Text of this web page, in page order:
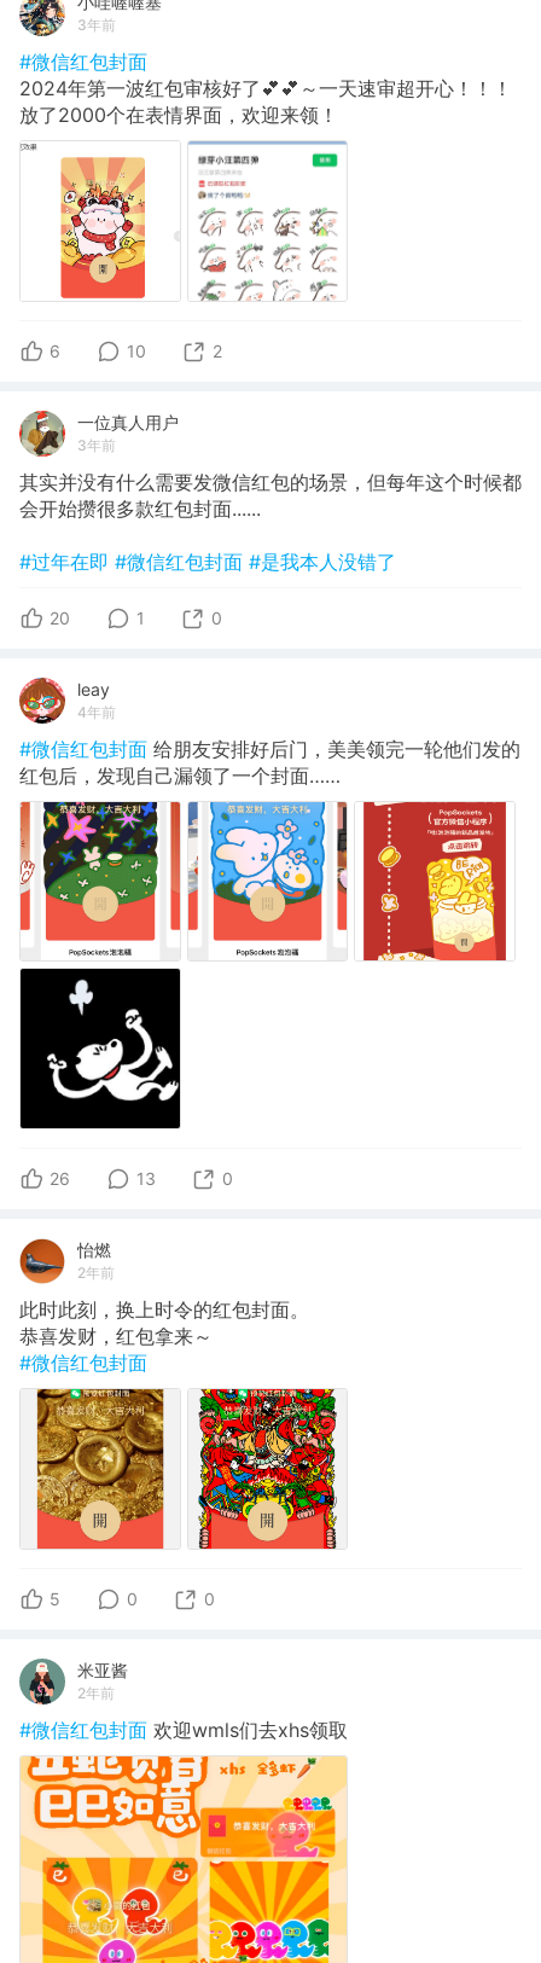
3年前
#微信红包封面
2024年第一波红包审核好了💕💕～一天速审超开心！！！
放了2000个在表情界面，欢迎来领！
6 10 2
一位真人用户
3年前
其实并没有什么需要发微信红包的场景，但每年这个时候都
会开始攒很多款红包封面......
#过年在即 #微信红包封面 #是我本人没错了
20 1 0
leay
4年前
#微信红包封面 给朋友安排好后门，美美领完一轮他们发的
红包后，发现自己漏领了一个封面……
26 13 0
怡燃
2年前
此时此刻，换上时令的红包封面。
恭喜发财，红包拿来～
#微信红包封面
5 0 0
米亚酱
2年前
#微信红包封面 欢迎wmls们去xhs领取